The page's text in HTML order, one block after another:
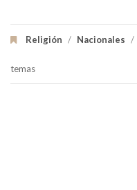
Religión / Nacionales /
temas